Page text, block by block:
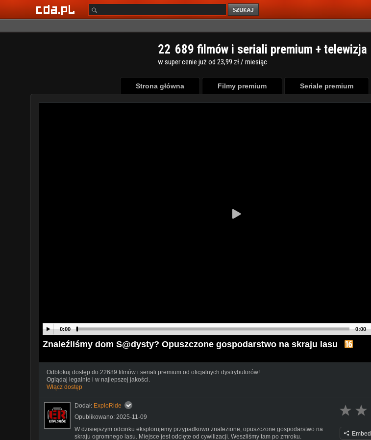
22 689 filmów i seriali premium + telewizja
w super cenie już od 23,99 zł / miesiąc
Strona główna Filmy premium Seriale premium
0:00 0:00
Znaleźliśmy dom S@dysty? Opuszczone gospodarstwo na skraju lasu
Odblokuj dostęp do 22689 filmów i seriali premium od oficjalnych dystrybutorów!
Oglądaj legalnie i w najlepszej jakości.
Włącz dostęp
Dodał: ExploRide
Opublikowano: 2025-11-09
W dzisiejszym odcinku eksplorujemy przypadkowo znalezione, opuszczone gospodarstwo na
skraju ogromnego lasu. Miejsce jest odcięte od cywilizacji. Weszliśmy tam po zmroku.
Embed